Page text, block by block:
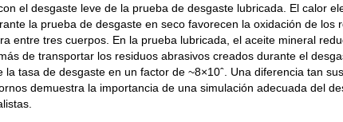
el desgaste leve de la prueba de desgaste lubricada. El calor
la prueba de desgaste en seco favorecen la oxidación de los
entre tres cuerpos. En la prueba lubricada, el aceite mineral
de transportar los residuos abrasivos creados durante el
la tasa de desgaste en un factor de ~8×10ˆ. Una diferencia tan
demuestra la importancia de una simulación adecuada del